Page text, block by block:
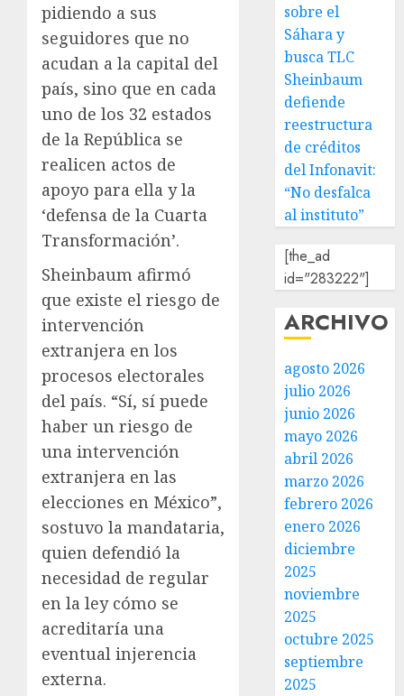
pidiendo a sus
seguidores que no
acudan a la capital del
país, sino que en cada
uno de los 32 estados
de la República se
realicen actos de
apoyo para ella y la
‘defensa de la Cuarta
Transformación’.
Sheinbaum afirmó
que existe el riesgo de
intervención
extranjera en los
procesos electorales
del país. “Sí, sí puede
haber un riesgo de
una intervención
extranjera en las
elecciones en México”,
sostuvo la mandataria,
quien defendió la
necesidad de regular
en la ley cómo se
acreditaría una
eventual injerencia
externa.
sobre el
Sáhara y
busca TLC
Sheinbaum
defiende
reestructura
de créditos
del Infonavit:
“No desfalca
al instituto”
[the_ad
id="283222"]
ARCHIVO
agosto 2026
julio 2026
junio 2026
mayo 2026
abril 2026
marzo 2026
febrero 2026
enero 2026
diciembre
2025
noviembre
2025
octubre 2025
septiembre
2025